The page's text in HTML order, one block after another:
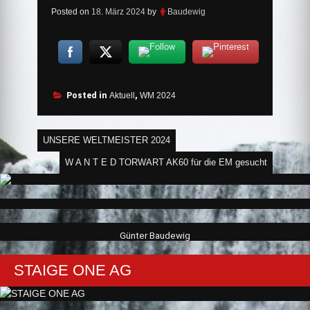
Posted on 18. März 2024by Baudewig
Posted in Aktuell , WM 2024
Beitragsnavigation
UNSERE WELTMEISTER 2024
W A N T E D TORWART AK60 für die EM gesucht
Günter Baudewig
STAIGE ONE AG